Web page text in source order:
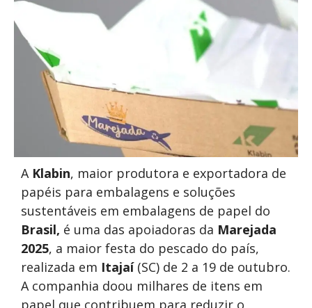
A Klabin, maior produtora e exportadora de
papéis para embalagens e soluções
sustentáveis em embalagens de papel do
Brasil, é uma das apoiadoras da Marejada
2025, a maior festa do pescado do país,
realizada em Itajaí(SC) de 2 a 19 de outubro.
A companhia doou milhares de itens em